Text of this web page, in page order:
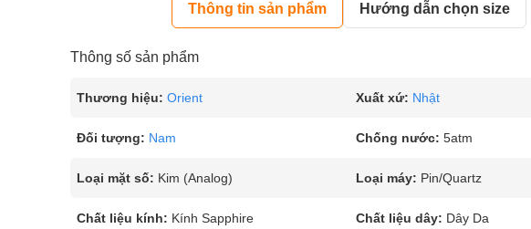
Thông tin sản phẩm Hướng dẫn chọn size
Thông số sản phẩm
Thương hiệu: Orient Xuất xứ: Nhật
Đối tượng: Nam Chống nước: 5atm
Loại mặt số: Kim (Analog) Loại máy: Pin/Quartz
Chất liệu kính: Kính Sapphire Chất liệu dây: Dây Da